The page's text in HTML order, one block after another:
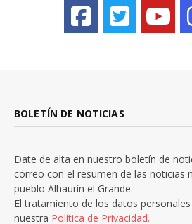
BOLETÍN DE NOTICIAS
Date de alta en nuestro boletín de
correo con el resumen de las noticias
pueblo Alhaurín el Grande.
El tratamiento de los datos
nuestra Política de Privacidad.